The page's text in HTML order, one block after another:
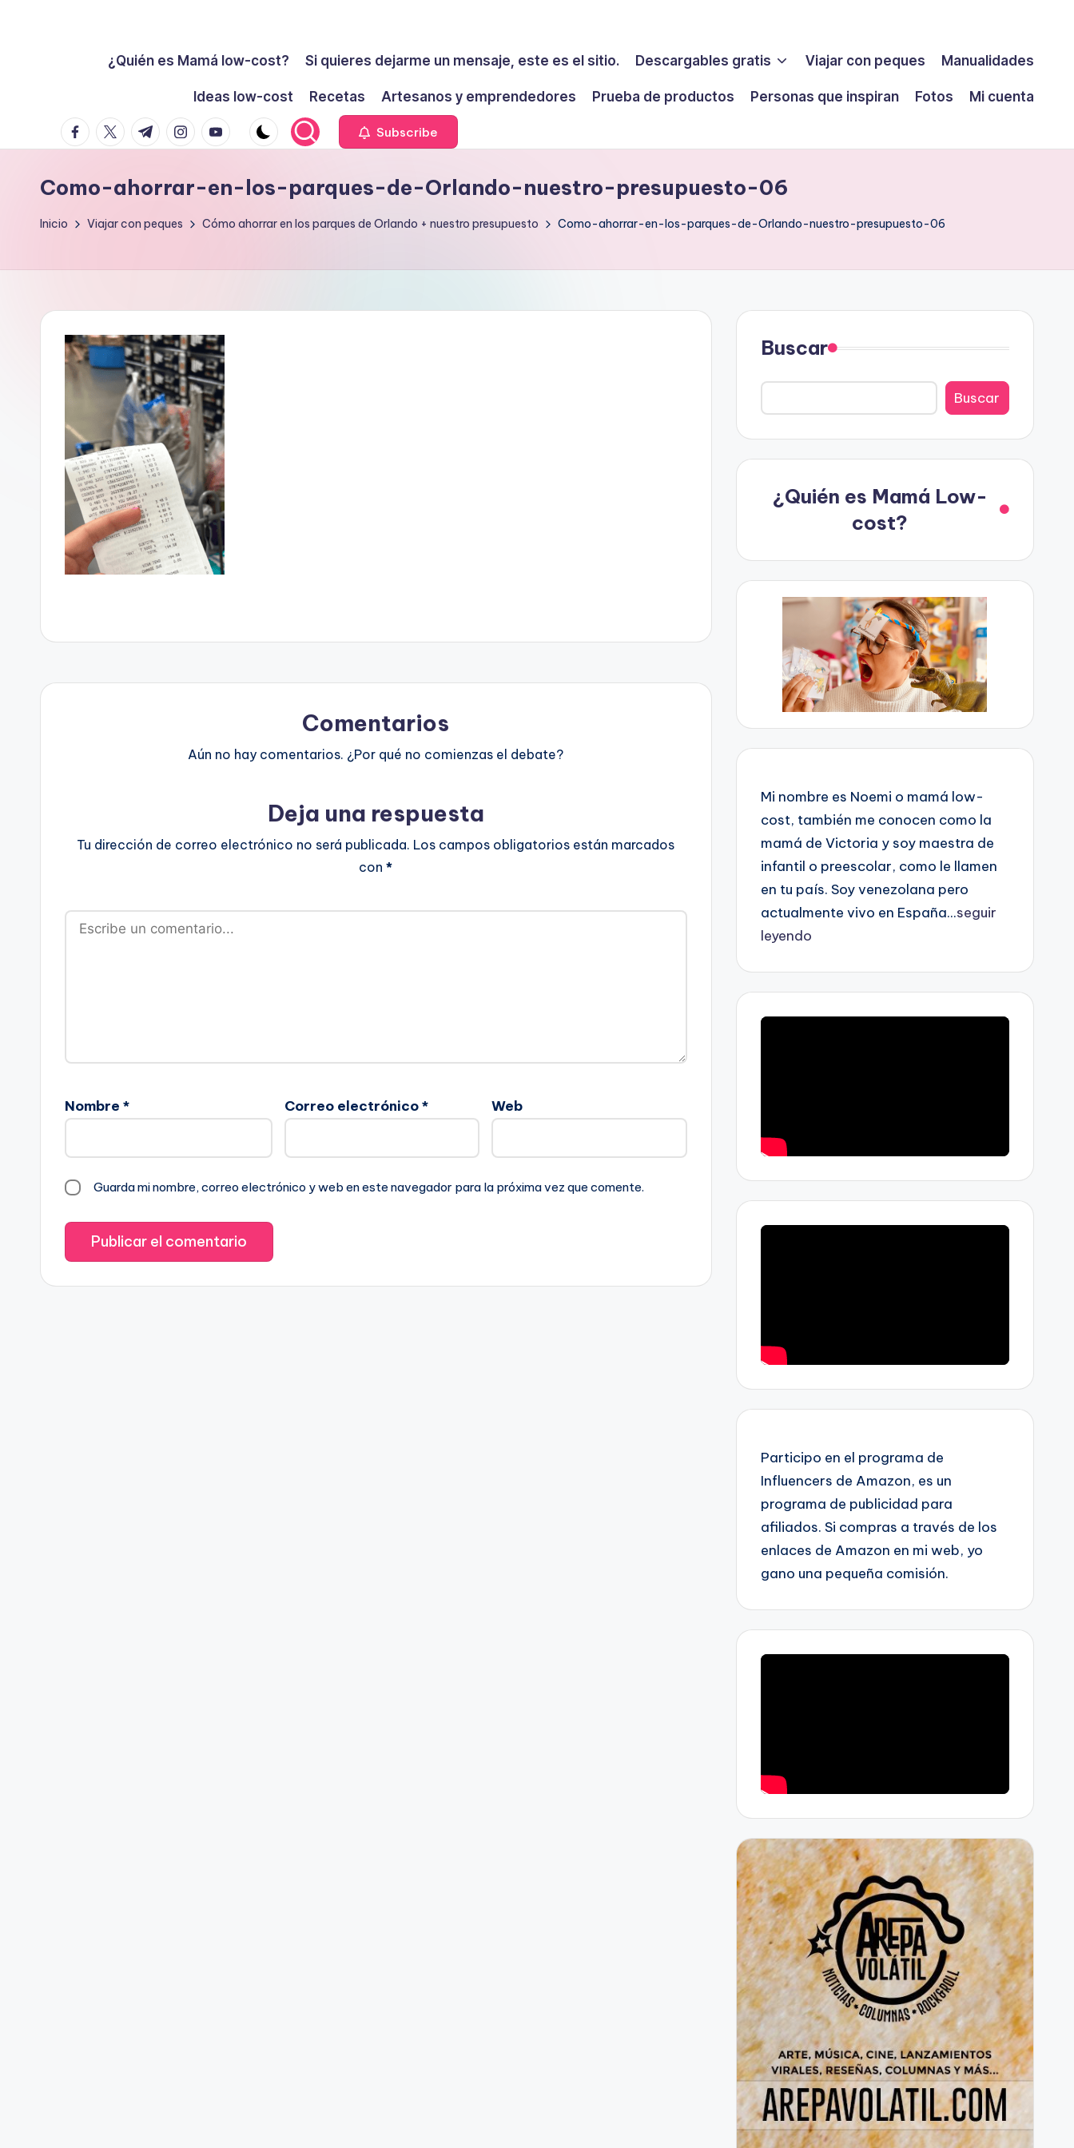
no
en
el
¿Quién es Mamá low-cost? Si quieres dejarme un mensaje, este es el sitio. Descargables gratis Viajar con peques Manualidades
Ideas low-cost Recetas Artesanos y emprendedores Prueba de productos Personas que inspiran Fotos
Mi cuenta
facebook.com
twitter.com
t.me instagram.com
youtube.com Subscribe
Como-ahorrar-en-los-parques-de-Orlando-nuestro-presupuesto-06
Inicio Viajar con peques Cómo ahorrar en los parques de Orlando + nuestro presupuesto Como-ahorrar-en-los-parques-de-Orlando-nuestro-presupuesto-06
Comentarios
Aún no hay comentarios. ¿Por qué no comienzas el debate?
Deja una respuesta
Tu dirección de correo electrónico no será publicada. Los campos obligatorios están marcados
con*
Nombre * Correo electrónico* Web
Guarda mi nombre, correo electrónico y web en este navegador para la próxima vez que comente.
Buscar
Buscar
¿Quién es Mamá Low-
cost?
Mi nombre es Noemi o mamá low-
cost, también me conocen como la
mamá de Victoria y soy maestra de
infantil o preescolar, como le llamen
en tu país. Soy venezolana pero
actualmente vivo en España...seguir
leyendo
Participo en el programa de
Influencers de Amazon, es un
programa de publicidad para
afiliados. Si compras a través de los
enlaces de Amazon en mi web, yo
gano una pequeña comisión.